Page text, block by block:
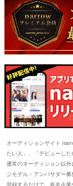
オーディションサイト
たい人」、「デビューし
通常のオーディション以
ジモデル・アンバサダー募
登録するだけで、有名企